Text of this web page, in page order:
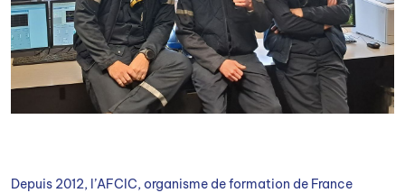
Depuis 2012, l’AFCIC, organisme de formation de France